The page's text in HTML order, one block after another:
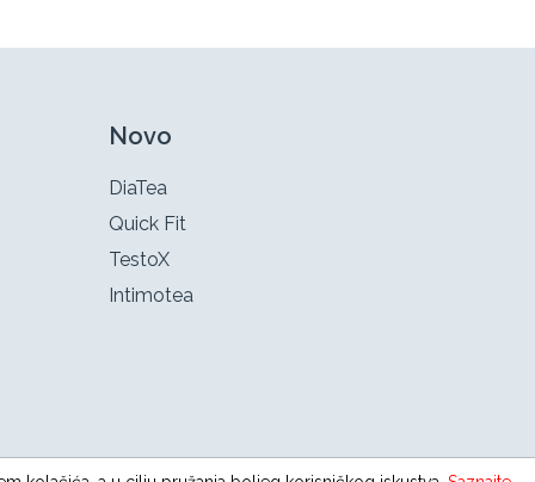
Novo
DiaTea
Quick Fit
TestoX
Intimotea